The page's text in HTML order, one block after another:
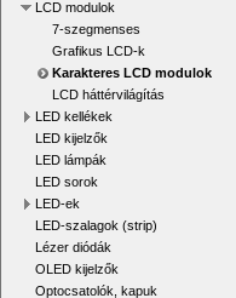
LCD modulok
7-szegmenses
Grafikus LCD-k
Karakteres LCD modulok
LCD háttérvilágítás
LED kellékek
LED kijelzők
LED lámpák
LED sorok
LED-ek
LED-szalagok (strip)
Lézer diódák
OLED kijelzők
Optocsatolók, kapuk